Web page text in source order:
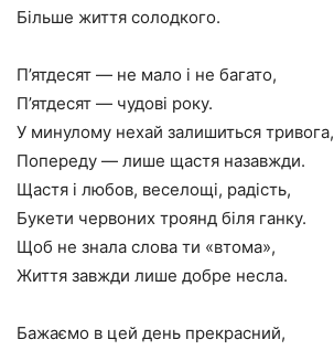
Більше життя солодкого.
П’ятдесят — не мало і не багато,
П’ятдесят — чудові року.
У минулому нехай залишиться тривога,
Попереду — лише щастя назавжди.
Щастя і любов, веселощі, радість,
Букети червоних троянд біля ганку.
Щоб не знала слова ти «втома»,
Життя завжди лише добре несла.
Бажаємо в цей день прекрасний,